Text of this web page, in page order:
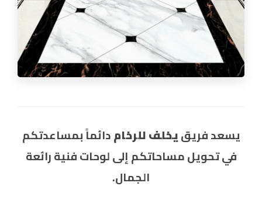
يسعد فريقيخلف للرخامدائماً بمساعدتكم
في تحويل مساحاتكم إلى لوحات فنية رائعة
الجمال.